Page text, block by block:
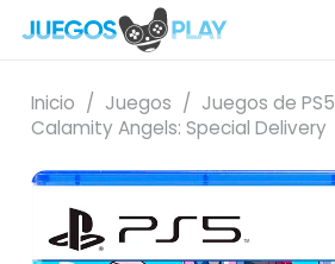
Inicio / Juegos / Juegos de PS5
Calamity Angels: Special Delivery